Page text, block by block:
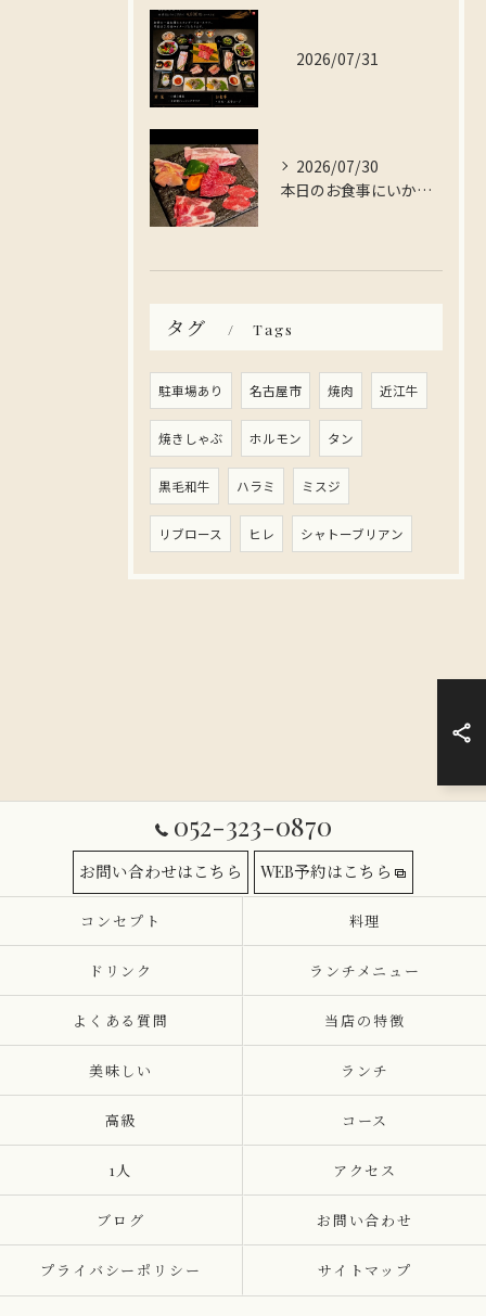
2026/07/31
2026/07/30
本日のお食事にいかがですか？
タグ Tags
駐車場あり 名古屋市 焼肉 近江牛
焼きしゃぶ ホルモン タン
黒毛和牛 ハラミ ミスジ
リブロース ヒレ シャトーブリアン
052-323-0870
お問い合わせはこちら WEB予約はこちら
コンセプト 料理
ドリンク ランチメニュー
よくある質問 当店の特徴
美味しい ランチ
高級 コース
1人 アクセス
ブログ お問い合わせ
プライバシーポリシー サイトマップ